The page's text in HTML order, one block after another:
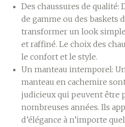
Des chaussures de qualité:
de gamme ou des baskets
transformer un look
et raffiné. Le choix des
le confort et le style.
Un manteau intemporel:
manteau en cachemire
judicieux qui peuvent être
nombreuses années. Ils
d’élégance à n’importe